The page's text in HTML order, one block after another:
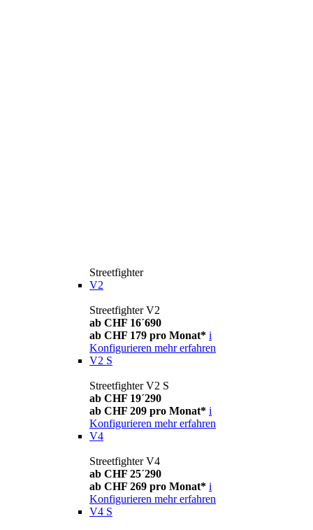
Streetfighter
V2
Streetfighter V2
ab CHF 16´690
ab CHF 179 pro Monat* i
Konfigurieren mehr erfahren
V2 S
Streetfighter V2 S
ab CHF 19´290
ab CHF 209 pro Monat* i
Konfigurieren mehr erfahren
V4
Streetfighter V4
ab CHF 25´290
ab CHF 269 pro Monat* i
Konfigurieren mehr erfahren
V4 S